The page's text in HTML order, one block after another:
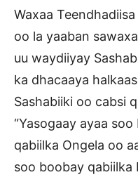
Waxaa
oo la yaaban
uu waydiiyay
ka dhacaaya
Sashabiiki oo cabsi
“Yasogaay ayaa
qabiilka Ongela oo
soo boobay qabiilka